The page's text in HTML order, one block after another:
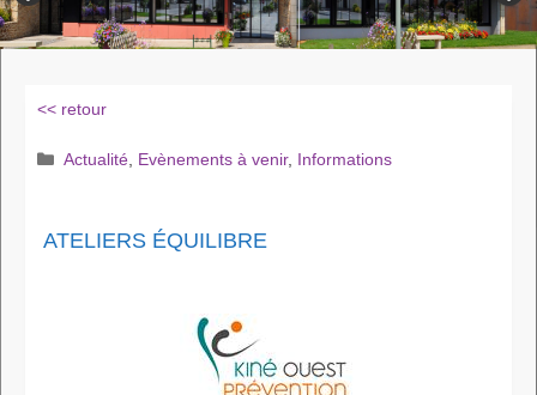
<< retour
Catégories
Actualité, Evènements à venir, Informations
ATELIERS ÉQUILIBRE